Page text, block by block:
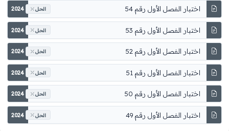
اختبار الفصل الأول رقم 54 2024 الحل
اختبار الفصل الأول رقم 53 2024 الحل
اختبار الفصل الأول رقم 52 2024 الحل
اختبار الفصل الأول رقم 51 2024 الحل
اختبار الفصل الأول رقم 50 2024 الحل
اختبار الفصل الأول رقم 49 2024 الحل